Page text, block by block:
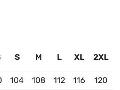
S M L XL 2XL
104 108 112 116 120